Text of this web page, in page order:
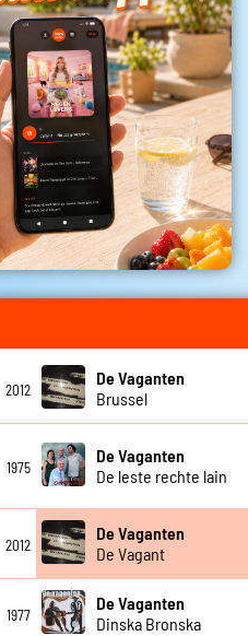
2012
De Vaganten
Brussel
1975
De Vaganten
De leste rechte lain
2012
De Vaganten
De Vagant
1977
De Vaganten
Dinska Bronska